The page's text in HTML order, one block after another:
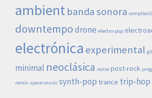
ambientbanda sonora
downtempodrone electro-pop
electrónica experimental
minimal neoclásica noise post-rock
remix space-music synth-pop trance trip-hop